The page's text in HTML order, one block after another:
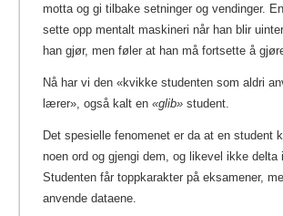
motta og gi tilbake setninger og vendinger.
sette opp mentalt maskineri når han blir
han gjør, men føler at han må fortsette å
Nå har vi den «kvikke studenten som aldri
lærer», også kalt en «glib» student.
Det spesielle fenomenet er da at en student
noen ord og gjengi dem, og likevel ikke delta
Studenten får toppkarakter på eksamener,
anvende dataene.